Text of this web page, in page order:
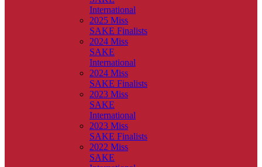
International
2025 Miss
SAKE Finalists
2024 Miss
SAKE
International
2024 Miss
SAKE Finalists
2023 Miss
SAKE
International
2023 Miss
SAKE Finalists
2022 Miss
SAKE